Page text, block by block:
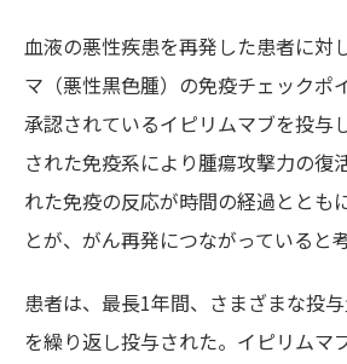
血液の悪性疾患を再発した患者に対
マ（悪性黒色腫）の免疫チェックポ
承認されているイピリムマブを投与
された免疫系により腫瘍攻撃力の復
れた免疫の反応が時間の経過ととも
とが、がん再発につながっていると
患者は、最長1年間、さまざまな投
を繰り返し投与された。イピリムマ